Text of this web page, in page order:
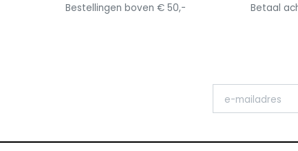
Bestellingen boven € 50,-
Betaal